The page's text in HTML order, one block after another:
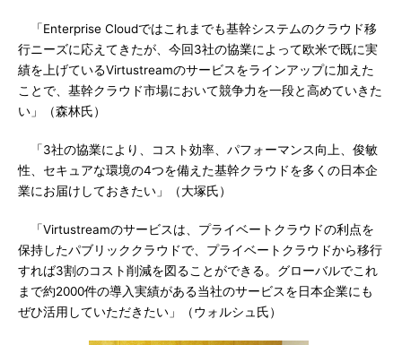
「Enterprise Cloudではこれまでも基幹システムのクラウド移
行ニーズに応えてきたが、今回3社の協業によって欧米で既に実
績を上げているVirtustreamのサービスをラインアップに加えた
ことで、基幹クラウド市場において競争力を一段と高めていきた
い」（森林氏）
「3社の協業により、コスト効率、パフォーマンス向上、俊敏
性、セキュアな環境の4つを備えた基幹クラウドを多くの日本企
業にお届けしておきたい」（大塚氏）
「Virtustreamのサービスは、プライベートクラウドの利点を
保持したパブリッククラウドで、プライベートクラウドから移行
すれば3割のコスト削減を図ることができる。グローバルでこれ
まで約2000件の導入実績がある当社のサービスを日本企業にも
ぜひ活用していただきたい」（ウォルシュ氏）